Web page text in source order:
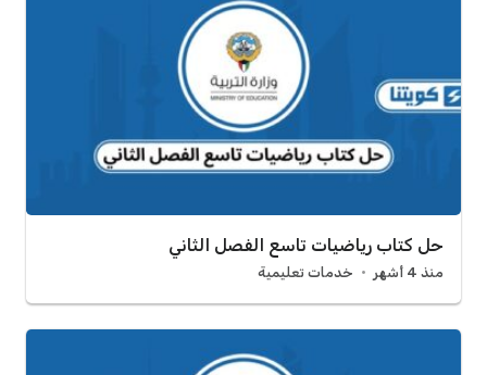
حل كتاب رياضيات تاسع الفصل الثاني
منذ 4 أشهر خدمات تعليمية